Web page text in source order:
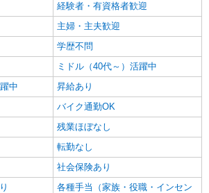
経験者・有資格者歓迎
主婦・主夫歓迎
学歴不問
ミドル（40代～）活躍中
中
昇給あり
バイク通勤OK
残業ほぼなし
転勤なし
社会保険あり
各種手当（家族・役職・インセン